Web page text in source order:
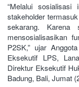
“Melalui
stakeholder
sekarang. Karena
mensosialisasikan
P2SK,” ujar
Eksekutif LPS,
Direktur Eksekutif
Badung, Bali, Jumat